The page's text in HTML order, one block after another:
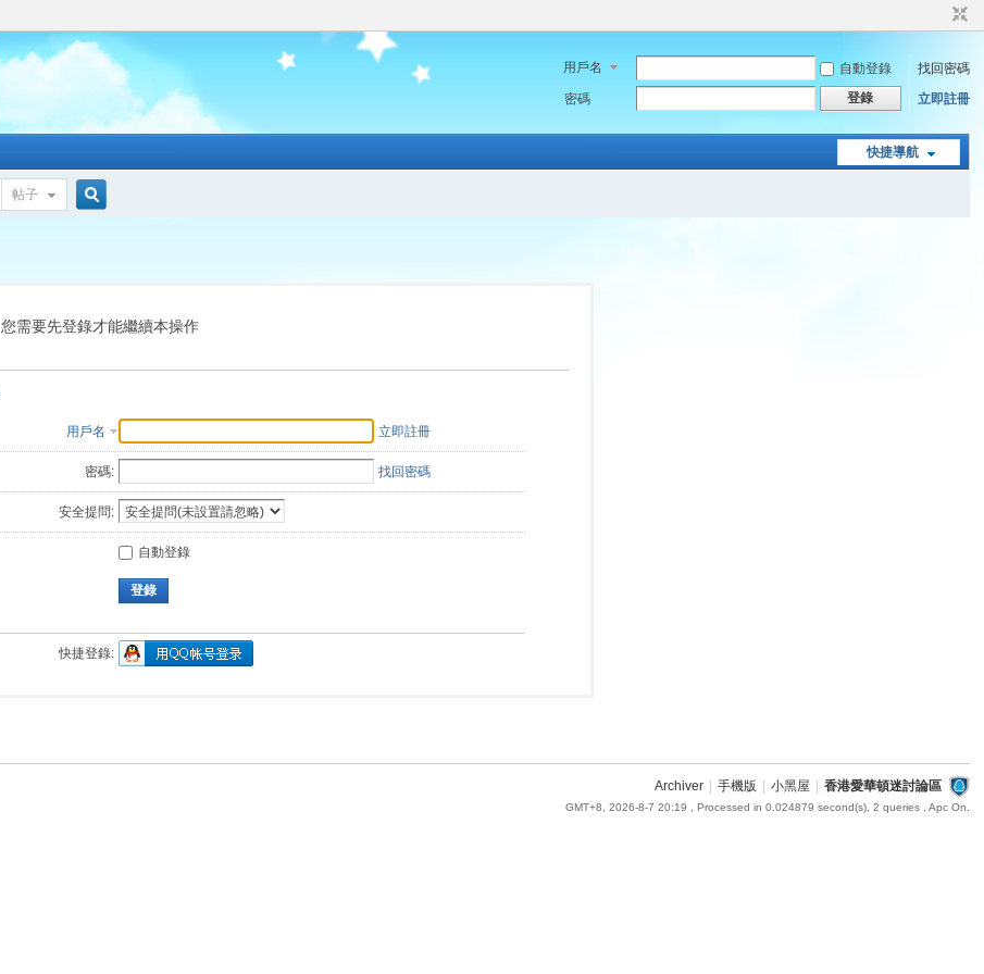
用戶名 自動登錄
找回密碼
密碼
登錄 立即註冊
快捷導航
帖子
索
您需要先登錄才能繼續本操作
用戶名 立即註冊
密碼: 找回密碼
安全提問:
自動登錄
登錄
快捷登錄:
Archiver 手機版 小黑屋 香港愛華頓迷討論區
GMT+8, 2026-8-7 20:19 , Processed in 0.024879 second(s), 2 queries , Apc On.